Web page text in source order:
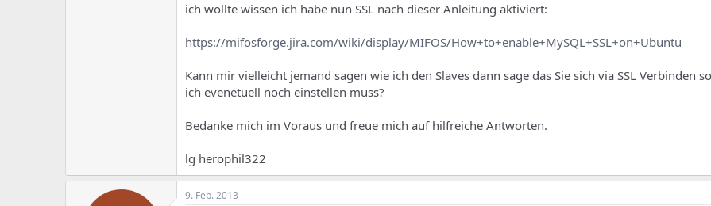
ich wollte wissen ich habe nun SSL nach dieser Anleitung aktiviert:
https://mifosforge.jira.com/wiki/display/MIFOS/How+to+enable+MySQL+SSL+on+Ubuntu
Kann mir vielleicht jemand sagen wie ich den Slaves dann sage das Sie sich via SSL Verbinden
ich evenetuell noch einstellen muss?
Bedanke mich im Voraus und freue mich auf hilfreiche Antworten.
lg herophil322
9. Feb. 2013